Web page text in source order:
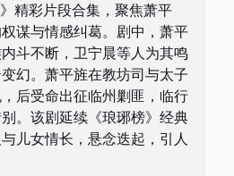
精彩片段合集，聚焦萧平
谋与情感纠葛。剧中，萧平
斗不断，卫宁晨等人为其鸣
幻。萧平旌在教坊司与太子
后受命出征临州剿匪，临行
。该剧延续《琅琊榜》经典
儿女情长，悬念迭起，引人